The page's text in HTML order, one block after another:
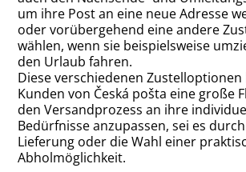
um ihre Post an eine neue Adresse
oder vorübergehend eine andere
wählen, wenn sie beispielsweise
den Urlaub fahren.
Diese verschiedenen
Kunden von Česká pošta eine große
den Versandprozess an ihre
Bedürfnisse anzupassen, sei es
Lieferung oder die Wahl einer
Abholmöglichkeit.